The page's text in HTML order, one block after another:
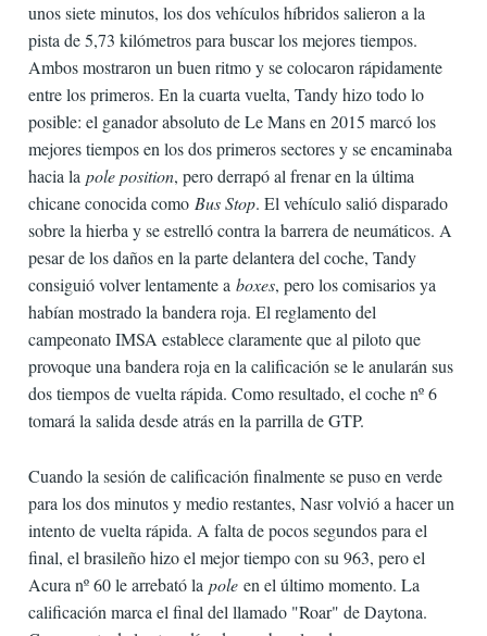
unos siete minutos, los dos vehículos híbridos salieron a la
pista de 5,73 kilómetros para buscar los mejores tiempos.
Ambos mostraron un buen ritmo y se colocaron rápidamente
entre los primeros. En la cuarta vuelta, Tandy hizo todo lo
posible: el ganador absoluto de Le Mans en 2015 marcó los
mejores tiempos en los dos primeros sectores y se encaminaba
hacia la pole position, pero derrapó al frenar en la última
chicane conocida como Bus Stop. El vehículo salió disparado
sobre la hierba y se estrelló contra la barrera de neumáticos. A
pesar de los daños en la parte delantera del coche, Tandy
consiguió volver lentamente a boxes, pero los comisarios ya
habían mostrado la bandera roja. El reglamento del
campeonato IMSA establece claramente que al piloto que
provoque una bandera roja en la calificación se le anularán sus
dos tiempos de vuelta rápida. Como resultado, el coche nº 6
tomará la salida desde atrás en la parrilla de GTP.
Cuando la sesión de calificación finalmente se puso en verde
para los dos minutos y medio restantes, Nasr volvió a hacer un
intento de vuelta rápida. A falta de pocos segundos para el
final, el brasileño hizo el mejor tiempo con su 963, pero el
Acura nº 60 le arrebató la poleen el último momento. La
calificación marca el final del llamado "Roar" de Daytona.